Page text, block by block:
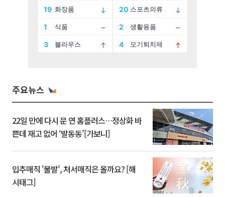
주요뉴스
22일 만에 다시 문 연 홈플러스…정상화 바
쁜데 재고 없어 ‘발동동’[가보니]
입추매직 '불발', 처서매직은 올까요? [해
시태그]